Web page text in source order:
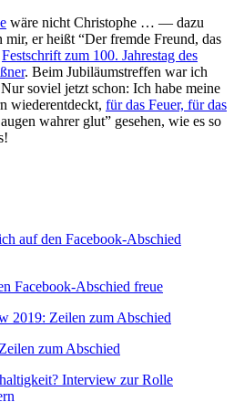
wäre nicht Christophe … — dazu
er heißt “Der fremde Freund, das
Festschrift zum 100. Jahrestag des
. Beim Jubiläumstreffen war ich
soviel jetzt schon: Ich habe meine
wiederentdeckt, für das Feuer, für das
wahrer glut” gesehen, wie es so
Facebook-Abschied freue
zum Abschied